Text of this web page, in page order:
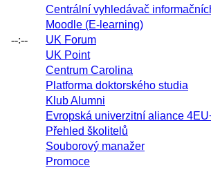
--:--
Centrální vyhledávač
Moodle (E-learning)
UK Forum
UK Point
Centrum Carolina
Platforma doktorského studia
Klub Alumni
Evropská univerzitní aliance
Přehled školitelů
Souborový manažer
Promoce